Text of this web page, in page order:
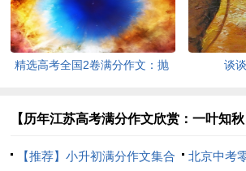
精选高考全国2卷满分作文：抛
谈
【历年江苏高考满分作文欣赏：一叶知
【推荐】小升初满分作文集合
北京中考